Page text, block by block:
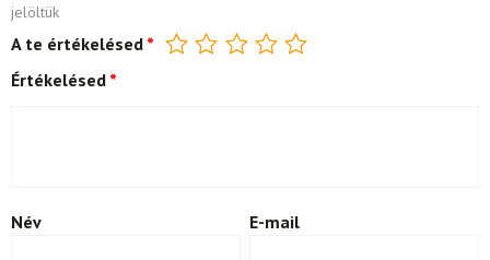
jelöltük
A te értékelésed *
Értékelésed *
Név E-mail